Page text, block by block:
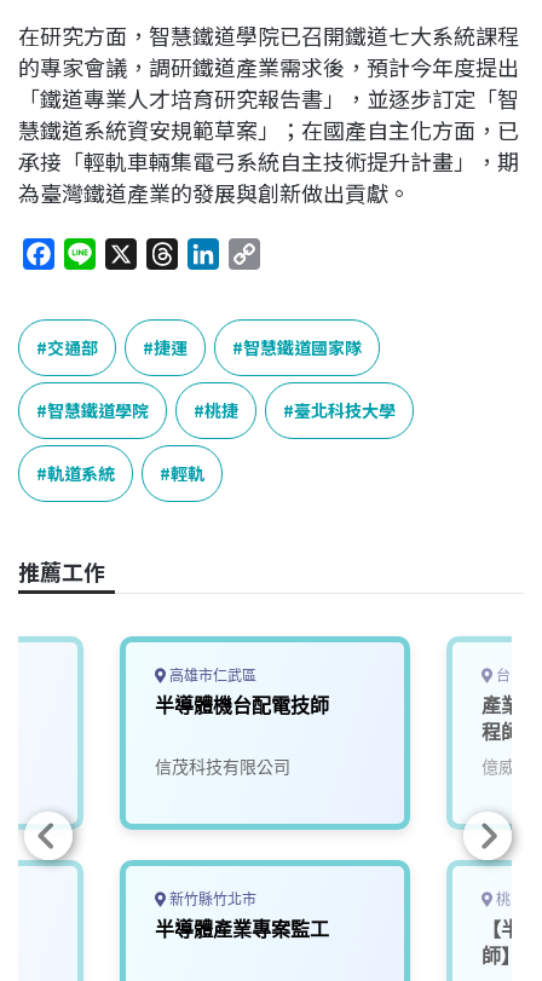
在研究方面，智慧鐵道學院已召開鐵道七大系統課程
的專家會議，調研鐵道產業需求後，預計今年度提出
「鐵道專業人才培育研究報告書」，並逐步訂定「智
慧鐵道系統資安規範草案」；在國產自主化方面，已
承接「輕軌車輛集電弓系統自主技術提升計畫」，期
為臺灣鐵道產業的發展與創新做出貢獻。
c
e
b
o
o
k
n
e
r
e
a
d
s
n
e
d
I
n
p
y
L
i
交通部 捷運 智慧鐵道國家隊
智慧鐵道學院 桃捷 臺北科技大學
軌道系統 輕軌
推薦工作
高雄市仁武區
半導體機台配電技師
信茂科技有限公司
新竹縣竹北市
半導體產業專案監工
台中
產業
程師
億威電
桃園
【半
師】